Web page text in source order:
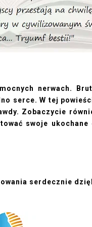
nerwach.
serce. W tej
Zobaczycie
swoje
serdecznie